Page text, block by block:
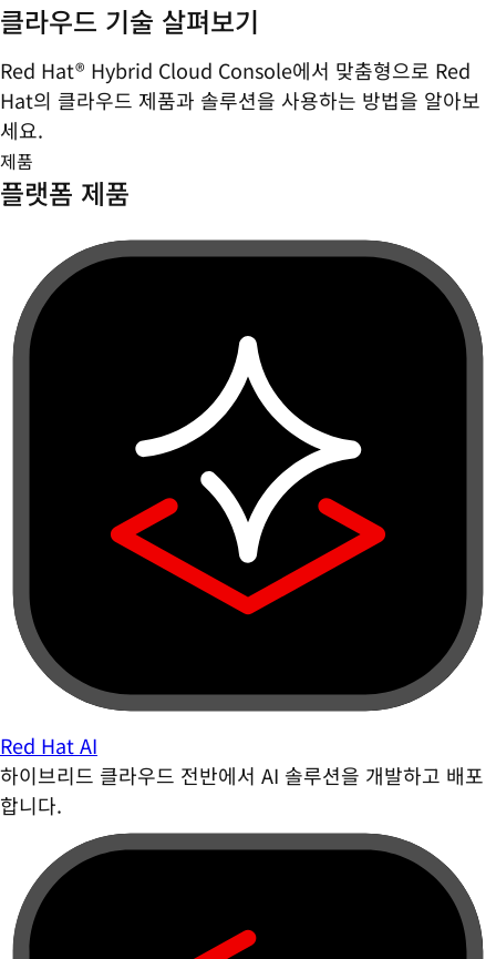
클라우드 기술 살펴보기
Red Hat® Hybrid Cloud Console에서 맞춤형으로 Red
Hat의 클라우드 제품과 솔루션을 사용하는 방법을 알아보
세요.
제품
플랫폼 제품
Red Hat AI
하이브리드 클라우드 전반에서 AI 솔루션을 개발하고 배포
합니다.